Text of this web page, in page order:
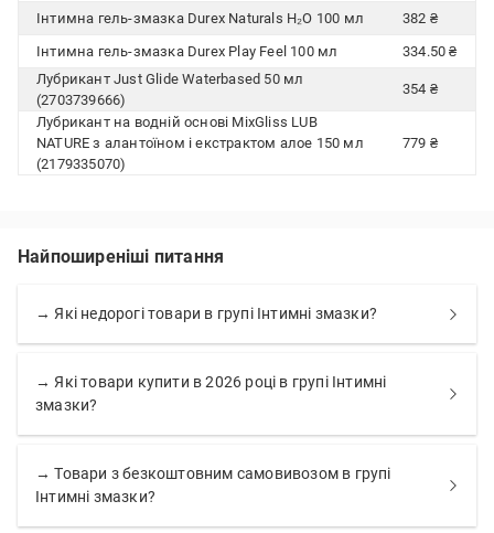
Інтимна гель-змазка Durex Naturals H₂O 100 мл
382 ₴
Інтимна гель-змазка Durex Play Feel 100 мл
334.50 ₴
Лубрикант Just Glide Waterbased 50 мл
(2703739666)
354 ₴
Лубрикант на водній основі MixGliss LUB
NATURE з алантоїном і екстрактом алое 150 мл
(2179335070)
779 ₴
Найпоширеніші питання
→ Які недорогі товари в групі Інтимні змазки?
→ Які товари купити в 2026 році в групі Інтимні
змазки?
→ Товари з безкоштовним самовивозом в групі
Інтимні змазки?